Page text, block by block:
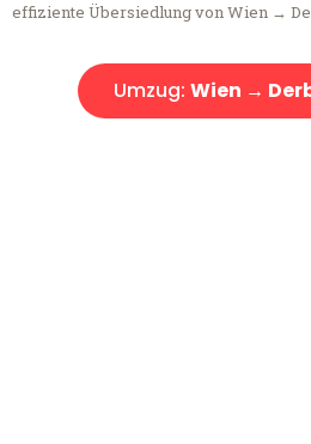
effiziente Übersiedlung von Wien →
Umzug: Wien →